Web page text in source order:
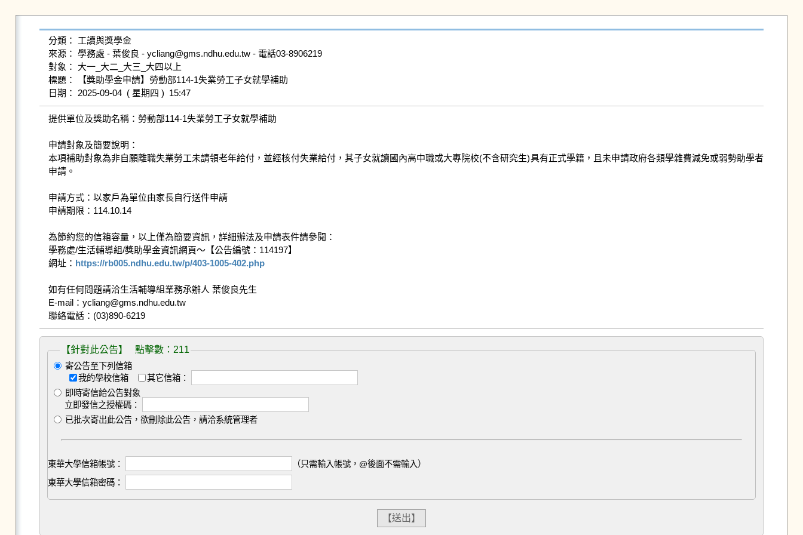
分類： 工讀與獎學金
來源： 學務處 - 葉俊良 - ycliang@gms.ndhu.edu.tw - 電話03-8906219
對象： 大一_大二_大三_大四以上
標題： 【獎助學金申請】勞動部114-1失業勞工子女就學補助
日期： 2025-09-04  ( 星期四 )  15:47
提供單位及獎助名稱：勞動部114-1失業勞工子女就學補助
申請對象及簡要說明：
本項補助對象為非自願離職失業勞工未請領老年給付，並經核付失業給付，其子女就讀國內高中職或大專院校(不含研究生)具有正式學籍，且未申請政府各類學雜費減免或弱勢助學者
申請。
申請方式：以家戶為單位由家長自行送件申請
申請期限：114.10.14
為節約您的信箱容量，以上僅為簡要資訊，詳細辦法及申請表件請參閱：
學務處/生活輔導組/獎助學金資訊網頁～【公告編號：114197】
網址： https://rb005.ndhu.edu.tw/p/403-1005-402.php
如有任何問題請洽生活輔導組業務承辦人 葉俊良先生
E-mail：ycliang@gms.ndhu.edu.tw
聯絡電話：(03)890-6219
【針對此公告】 點擊數：211
寄公告至下列信箱
我的學校信箱
其它信箱：
即時寄信給公告對象
立即發信之授權碼：
已批次寄出此公告，欲刪除此公告，請洽系統管理者
東華大學信箱帳號：
（只需輸入帳號，@後面不需輸入）
東華大學信箱密碼：